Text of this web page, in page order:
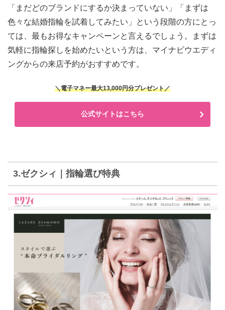
「まだどのブランドにするか決まっていない」「まずは
色々な結婚指輪を試着してみたい」という段階の方にとっ
ては、最もお得なキャンペーンと言えるでしょう。まずは
気軽に指輪探しを始めたいという方は、マイナビウエディ
ングからの来店予約がおすすめです。
＼電子マネー最大13,000円分プレゼント／
公式サイトはこちら
3.ゼクシィ｜指輪選び特典